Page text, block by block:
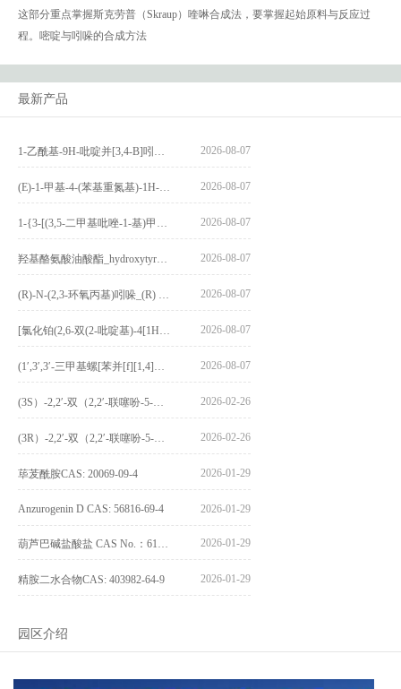
这部分重点掌握斯克劳普（Skraup）喹啉合成法，要掌握起始原料与反应过
程。嘧啶与吲哚的合成方法
最新产品
2026-08-07
2026-08-07
2026-08-07
2026-08-07
2026-08-07
2026-08-07
2026-08-07
2026-02-26
2026-02-26
荜茇酰胺CAS: 20069-09-4 2026-01-29
Anzurogenin D CAS: 56816-69-4 2026-01-29
2026-01-29
精胺二水合物CAS: 403982-64-9 2026-01-29
园区介绍